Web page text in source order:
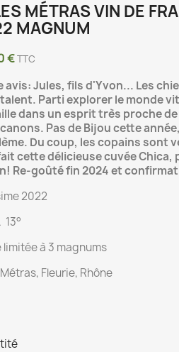
MÉTRAS VIN DE
MAGNUM
€TTC
avis: Jules, fils d'Yvon... Les
Parti explorer le monde
dans un esprit très proche
Pas de Bijou cette
Du coup, les copains sont
cette délicieuse cuvée
Re-goûté fin 2024 et
2022
13°
limitée à 3 magnums
Fleurie, Rhône